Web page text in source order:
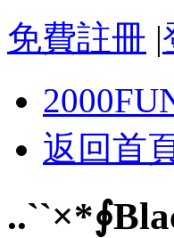
免費註冊 |
返回首